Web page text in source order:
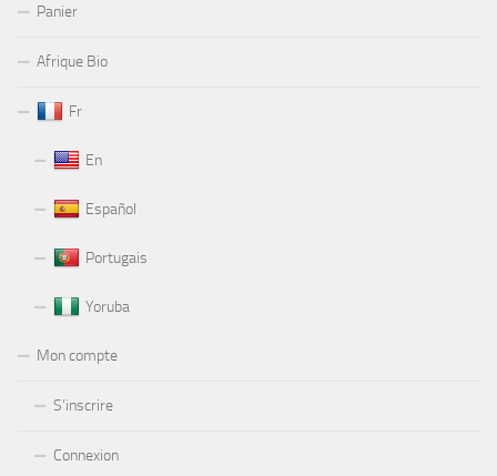
Panier
Afrique Bio
Fr
En
Español
Portugais
Yoruba
Mon compte
S’inscrire
Connexion